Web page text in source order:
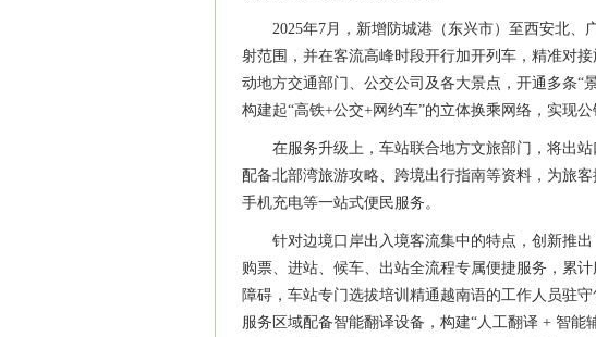
2025年7月，新增防城港（东兴市）至西安北
射范围，并在客流高峰时段开行加开列车，精准对
动地方交通部门、公交公司及各大景点，开通多条“
构建起“高铁+公交+网约车”的立体换乘网络，实现
在服务升级上，车站联合地方文旅部门，将出
配备北部湾旅游攻略、跨境出行指南等资料，为旅
手机充电等一站式便民服务。
针对边境口岸出入境客流集中的特点，创新推
购票、进站、候车、出站全流程专属便捷服务，累
障碍，车站专门选拔培训精通越南语的工作人员驻
服务区域配备智能翻译设备，构建“人工翻译 + 智